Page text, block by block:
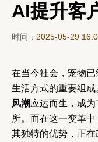
AI提升客
时间： 2025-05-29
在当今社会，宠物
生活方式的重要组成
风潮应运而生，成
所。而在这一变革中
其独特的优势，正